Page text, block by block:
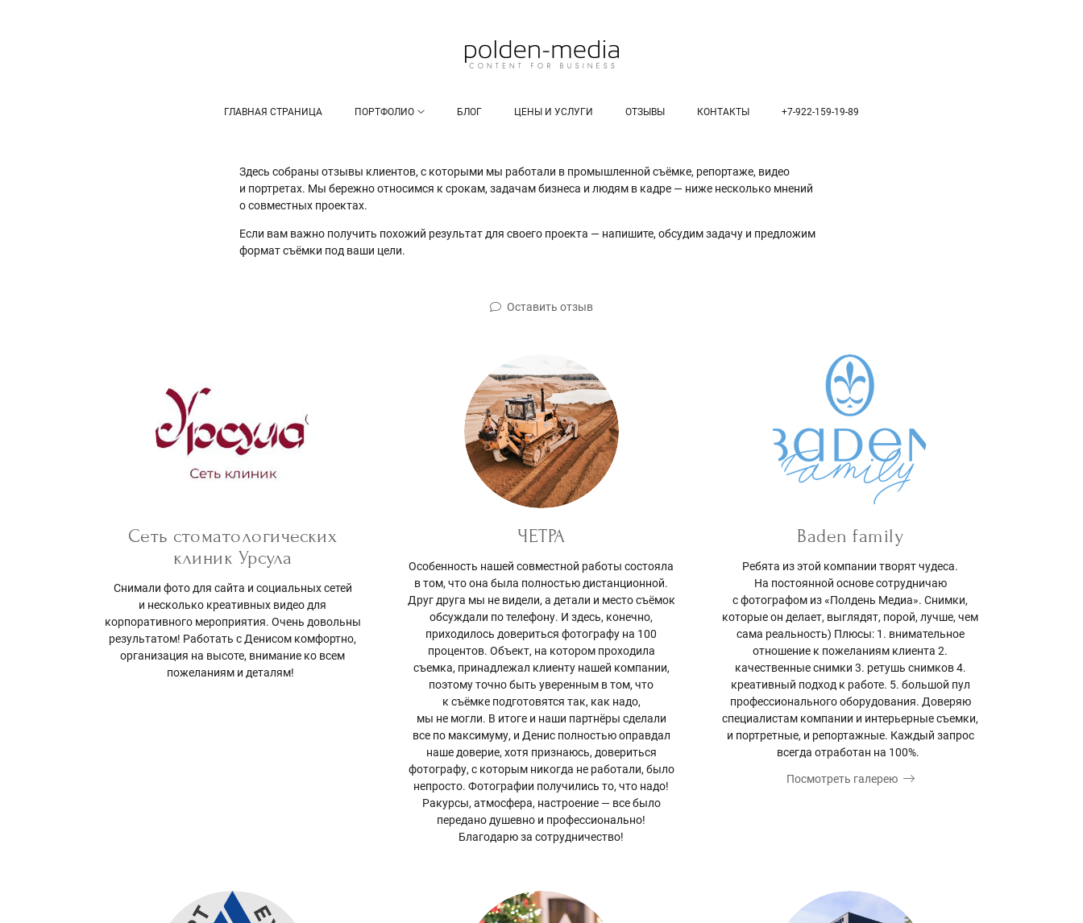
ГЛАВНАЯ СТРАНИЦА ПОРТФОЛИО БЛОГ ЦЕНЫ И УСЛУГИ ОТЗЫВЫ КОНТАКТЫ +7-922-159-19-89
Здесь собраны отзывы клиентов, с которыми мы работали в промышленной съёмке, репортаже, видео
и портретах. Мы бережно относимся к срокам, задачам бизнеса и людям в кадре — ниже несколько мнений
о совместных проектах.
Если вам важно получить похожий результат для своего проекта — напишите, обсудим задачу и предложим
формат съёмки под ваши цели.
Оставить отзыв
Сеть стоматологических
клиник Урсула
Снимали фото для сайта и социальных сетей
и несколько креативных видео для
корпоративного мероприятия. Очень довольны
результатом! Работать с Денисом комфортно,
организация на высоте, внимание ко всем
пожеланиям и деталям!
ЧЕТРА
Особенность нашей совместной работы состояла
в том, что она была полностью дистанционной.
Друг друга мы не видели, а детали и место съёмок
обсуждали по телефону. И здесь, конечно,
приходилось довериться фотографу на 100
процентов. Объект, на котором проходила
съемка, принадлежал клиенту нашей компании,
поэтому точно быть уверенным в том, что
к съёмке подготовятся так, как надо,
мы не могли. В итоге и наши партнёры сделали
все по максимуму, и Денис полностью оправдал
наше доверие, хотя признаюсь, довериться
фотографу, с которым никогда не работали, было
непросто. Фотографии получились то, что надо!
Ракурсы, атмосфера, настроение — все было
передано душевно и профессионально!
Благодарю за сотрудничество!
Baden family
Ребята из этой компании творят чудеса.
На постоянной основе сотрудничаю
с фотографом из «Полдень Медиа». Снимки,
которые он делает, выглядят, порой, лучше, чем
сама реальность) Плюсы: 1. внимательное
отношение к пожеланиям клиента 2.
качественные снимки 3. ретушь снимков 4.
креативный подход к работе. 5. большой пул
профессионального оборудования. Доверяю
специалистам компании и интерьерные съемки,
и портретные, и репортажные. Каждый запрос
всегда отработан на 100%.
Посмотреть галерею